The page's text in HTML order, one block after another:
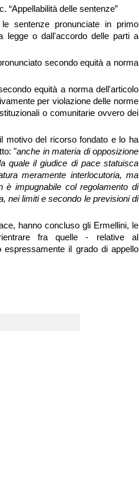
“Appellabilità delle sentenze”
sentenze pronunciate in primo
legge o dall'accordo delle parti a
secondo equità a norma
equità a norma dell'articolo
per violazione delle norme
o comunitarie ovvero dei
motivo del ricorso fondato e lo ha
"anche in materia di opposizione
quale il giudice di pace statuisca
meramente interlocutoria, ma
è impugnabile col regolamento di
nei limiti e secondo le previsioni di
hanno concluso gli Ermellini, le
fra quelle - relative al
il grado di appello